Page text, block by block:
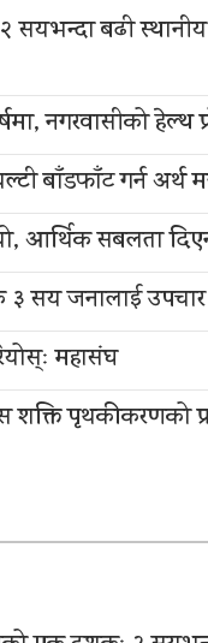
सयभन्दा बढी
नगरवासीको
बाँडफाँट गर्न अर्थ
आर्थिक सबलता
सय जनालाई
महासंघ
शक्ति पृथकीकरणको